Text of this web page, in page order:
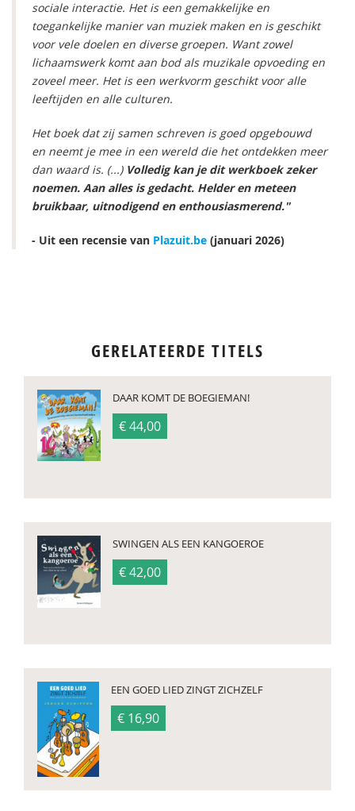
sociale interactie. Het is een gemakkelijke en
toegankelijke manier van muziek maken en is geschikt
voor vele doelen en diverse groepen. Want zowel
lichaamswerk komt aan bod als muzikale opvoeding en
zoveel meer. Het is een werkvorm geschikt voor alle
leeftijden en alle culturen.
Het boek dat zij samen schreven is goed opgebouwd
en neemt je mee in een wereld die het ontdekken meer
dan waard is. (...) Volledig kan je dit werkboek zeker
noemen. Aan alles is gedacht. Helder en meteen
bruikbaar, uitnodigend en enthousiasmerend."
- Uit een recensie van Plazuit.be (januari 2026)
GERELATEERDE TITELS
DAAR KOMT DE BOEGIEMAN!
€ 44,00
SWINGEN ALS EEN KANGOEROE
€ 42,00
EEN GOED LIED ZINGT ZICHZELF
€ 16,90